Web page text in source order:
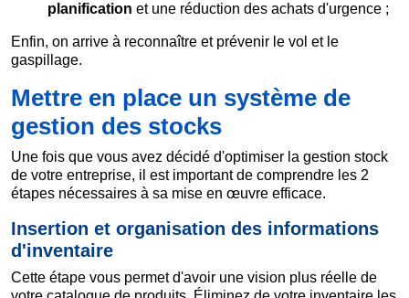
planification et une réduction des achats d'urgence ;
Enfin, on arrive à reconnaître et prévenir le vol et le
gaspillage.
Mettre en place un système de
gestion des stocks
Une fois que vous avez décidé d'optimiser la gestion stock
de votre entreprise, il est important de comprendre les 2
étapes nécessaires à sa mise en œuvre efficace.
Insertion et organisation des informations
d'inventaire
Cette étape vous permet d'avoir une vision plus réelle de